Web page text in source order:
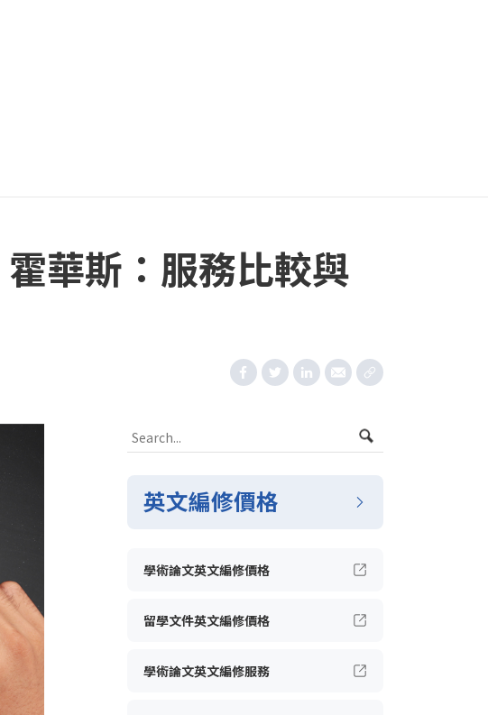
華斯：服務比較與
英文編修價格
學術論文英文編修價格
留學文件英文編修價格
學術論文英文編修服務